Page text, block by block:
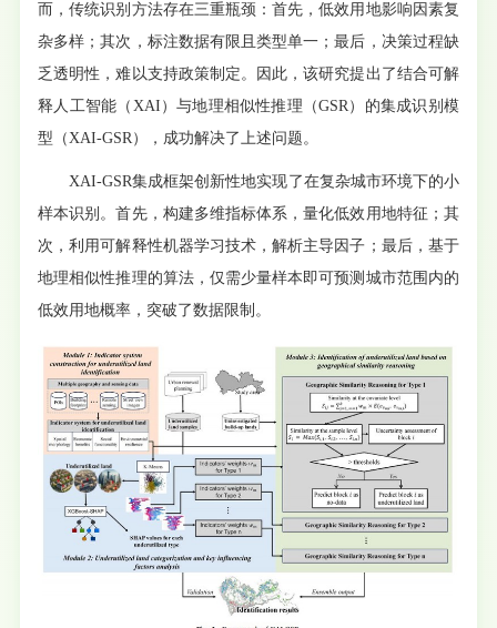
而，传统识别方法存在三重瓶颈：首先，低效用地影响因素复
杂多样；其次，标注数据有限且类型单一；最后，决策过程缺
乏透明性，难以支持政策制定。因此，该研究提出了结合可解
释人工智能（XAI）与地理相似性推理（GSR）的集成识别模
型（XAI-GSR），成功解决了上述问题。
XAI-GSR集成框架创新性地实现了在复杂城市环境下的小
样本识别。首先，构建多维指标体系，量化低效用地特征；其
次，利用可解释性机器学习技术，解析主导因子；最后，基于
地理相似性推理的算法，仅需少量样本即可预测城市范围内的
低效用地概率，突破了数据限制。